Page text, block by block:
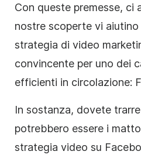
Con queste premesse, ci
nostre scoperte vi
strategia di video
convincente per uno dei
efficienti in circolazione:
In sostanza, dovete
potrebbero essere i
strategia video su